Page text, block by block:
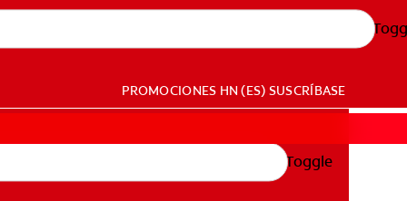
PROMOCIONES HN (ES) SUSCRÍBASE
Toggle